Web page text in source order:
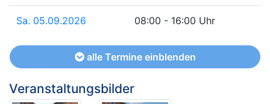
Sa. 05.09.2026 08:00 - 16:00 Uhr
alle Termine einblenden
Veranstaltungsbilder